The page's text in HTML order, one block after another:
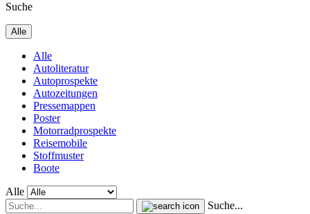
Suche
Alle
Alle
Autoliteratur
Autoprospekte
Autozeitungen
Pressemappen
Poster
Motorradprospekte
Reisemobile
Stoffmuster
Boote
Alle
Suche...